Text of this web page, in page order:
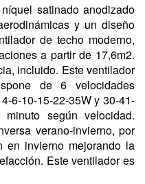
satinado anodizado
y un diseño
de techo moderno,
a partir de 17,6m2.
incluido. Este ventilador
de 6 velocidades
6-10-15-22-35W y 30-41-
minuto según velocidad.
verano-invierno, por
en invierno mejorando la
Este ventilador es